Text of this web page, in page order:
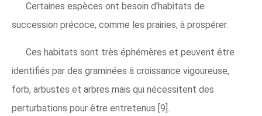
Certaines espèces ont besoin d'habitats de
succession précoce, comme les prairies, à prospérer.
Ces habitats sont très éphémères et peuvent être
identifiés par des graminées à croissance vigoureuse,
forb, arbustes et arbres mais qui nécessitent des
perturbations pour être entretenus [9].